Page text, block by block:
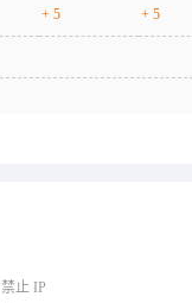
+ 5 + 5
禁止 IP